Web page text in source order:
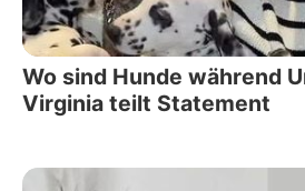
Wo sind Hunde während
Virginia teilt Statement